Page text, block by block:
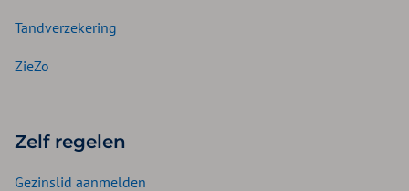
Tandverzekering
ZieZo
Zelf regelen
Gezinslid aanmelden